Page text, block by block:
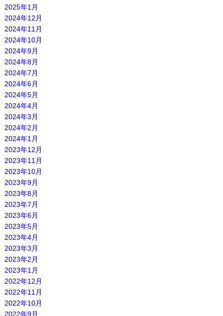
2025年1月
2024年12月
2024年11月
2024年10月
2024年9月
2024年8月
2024年7月
2024年6月
2024年5月
2024年4月
2024年3月
2024年2月
2024年1月
2023年12月
2023年11月
2023年10月
2023年9月
2023年8月
2023年7月
2023年6月
2023年5月
2023年4月
2023年3月
2023年2月
2023年1月
2022年12月
2022年11月
2022年10月
2022年9月